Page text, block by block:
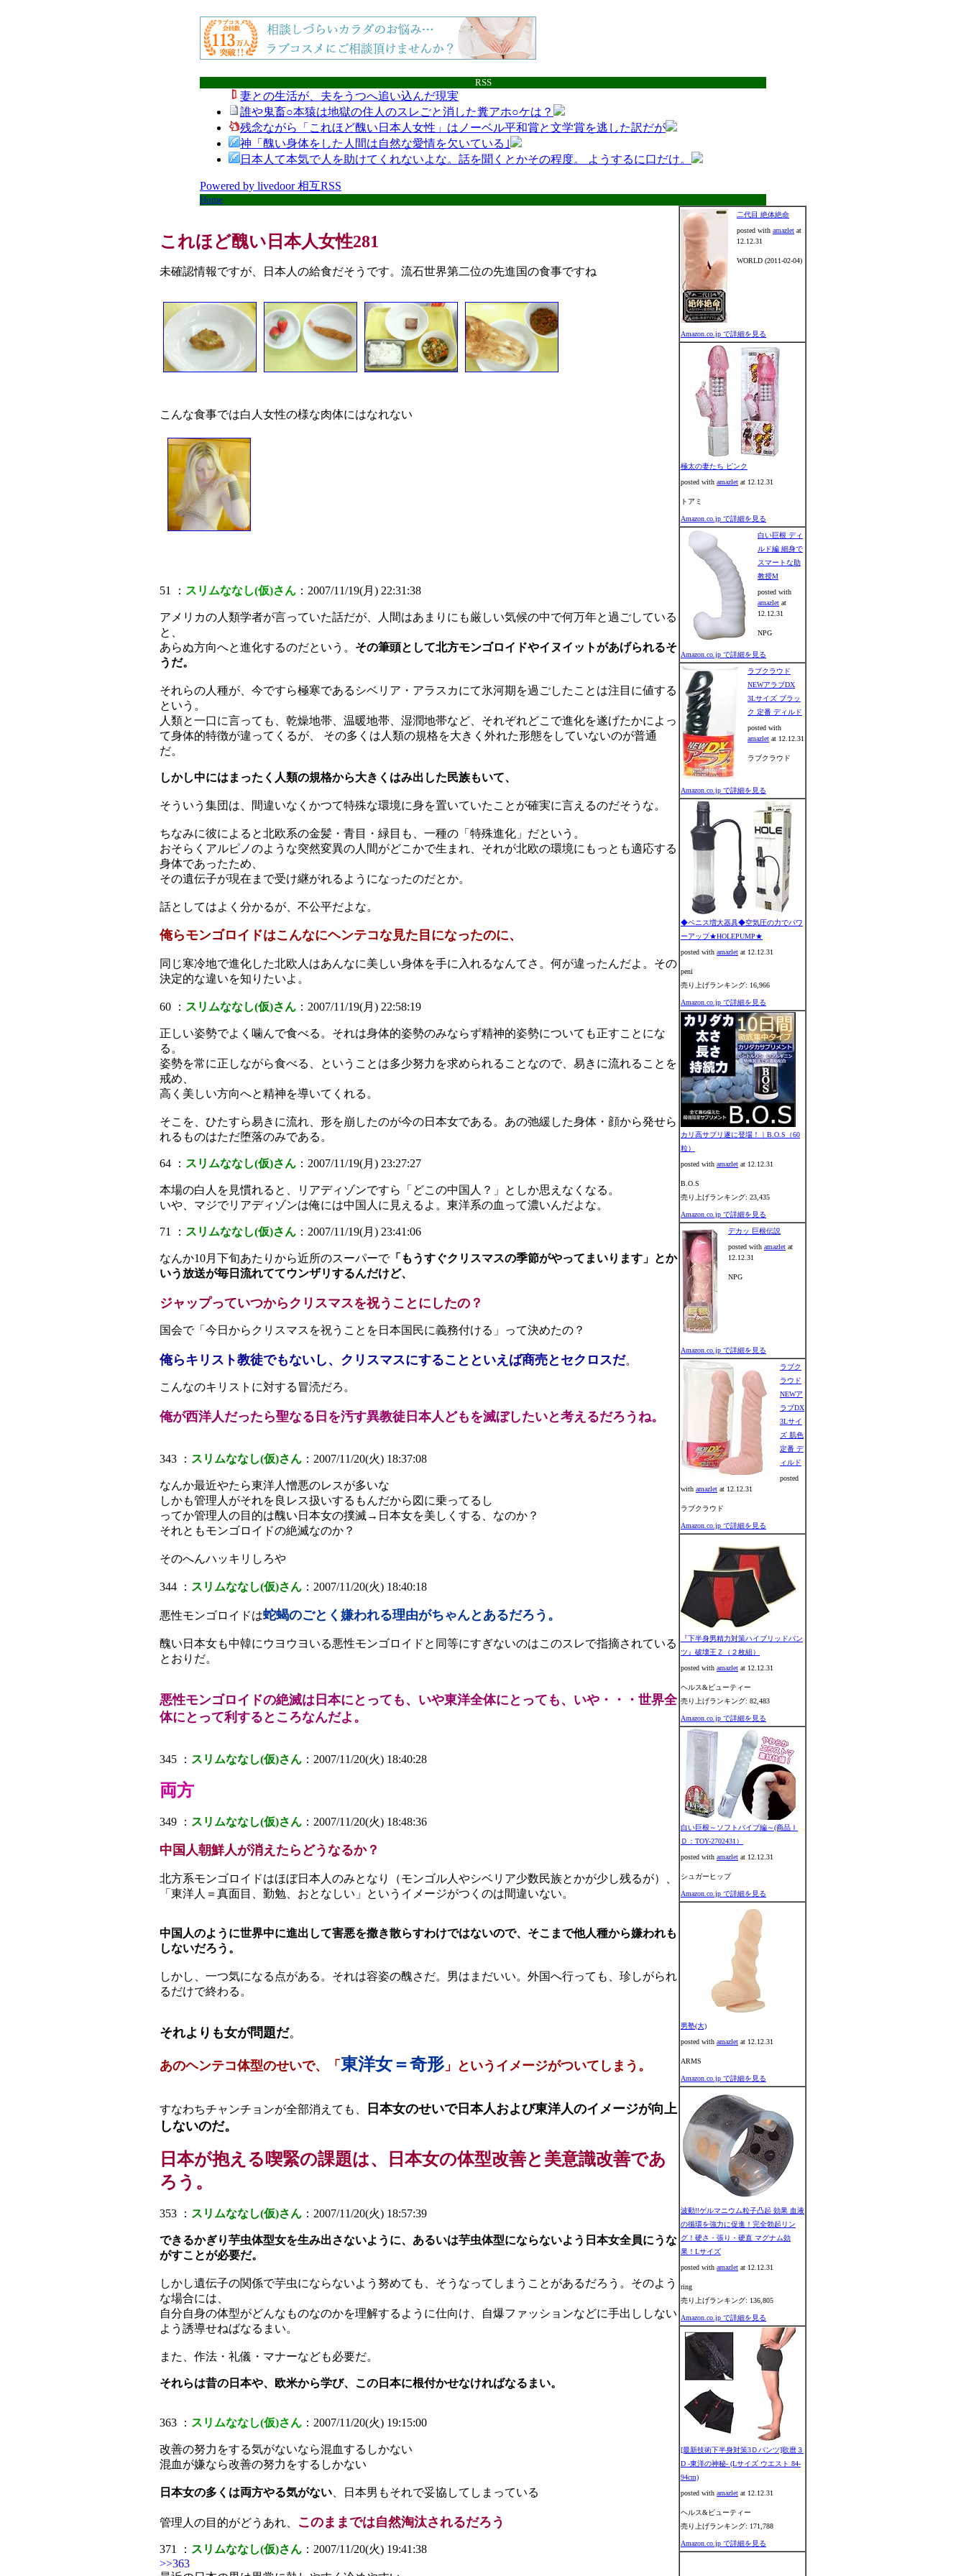
RSS
妻との生活が、夫をうつへ追い込んだ現実
誰や鬼畜○本猿は地獄の住人のスレごと消した糞アホ○ケは？
残念ながら「これほど醜い日本人女性」はノーベル平和賞と文学賞を逃した訳だが
神「醜い身体をした人間は自然な愛情を欠いている｣
日本人て本気で人を助けてくれないよな。話を聞くとかその程度。 ようするに口だけ。
Powered by livedoor 相互RSS
Home
これほど醜い日本人女性281
未確認情報ですが、日本人の給食だそうです。流石世界第二位の先進国の食事ですね
こんな食事では白人女性の様な肉体にはなれない
51 ： スリムななし(仮)さん ：2007/11/19(月) 22:31:38
アメリカの人類学者が言っていた話だが、人間はあまりにも厳しい気候の中で何万年と過ごしている
と、
あらぬ方向へと進化するのだという。 その筆頭として北方モンゴロイドやイヌイットがあげられるそ
うだ。
それらの人種が、今ですら極寒であるシベリア・アラスカにて氷河期を過ごしたことは注目に値する
という。
人類と一口に言っても、乾燥地帯、温暖地帯、湿潤地帯など、それぞれどこで進化を遂げたかによっ
て身体的特徴が違ってくるが、 その多くは人類の規格を大きく外れた形態をしていないのが普通
だ。
しかし中にはまったく人類の規格から大きくはみ出した民族もいて、
そういう集団は、間違いなくかつて特殊な環境に身を置いていたことが確実に言えるのだそうな。
ちなみに彼によると北欧系の金髪・青目・緑目も、一種の「特殊進化」だという。
おそらくアルピノのような突然変異の人間がどこかで生まれ、それが北欧の環境にもっとも適応する
身体であったため、
その遺伝子が現在まで受け継がれるようになったのだとか。
話としてはよく分かるが、不公平だよな。
俺らモンゴロイドはこんなにヘンテコな見た目になったのに、
同じ寒冷地で進化した北欧人はあんなに美しい身体を手に入れるなんてさ。何が違ったんだよ。その
決定的な違いを知りたいよ。
60 ： スリムななし(仮)さん ：2007/11/19(月) 22:58:19
正しい姿勢でよく噛んで食べる。それは身体的姿勢のみならず精神的姿勢についても正すことにな
る。
姿勢を常に正しながら食べる、ということは多少努力を求められることなので、易きに流れることを
戒め、
高く美しい方向へと精神を導いてくれる。
そこを、ひたすら易きに流れ、形を崩したのが今の日本女である。あの弛緩した身体・顔から発せら
れるものはただ堕落のみである。
64 ： スリムななし(仮)さん ：2007/11/19(月) 23:27:27
本場の白人を見慣れると、リアディゾンですら「どこの中国人？」としか思えなくなる。
いや、マジでリアディゾンは俺には中国人に見えるよ。東洋系の血って濃いんだよな。
71 ： スリムななし(仮)さん ：2007/11/19(月) 23:41:06
なんか10月下旬あたりから近所のスーパーで「もうすぐクリスマスの季節がやってまいります」とか
いう放送が毎日流れててウンザリするんだけど、
ジャップっていつからクリスマスを祝うことにしたの？
国会で「今日からクリスマスを祝うことを日本国民に義務付ける」って決めたの？
俺らキリスト教徒でもないし、クリスマスにすることといえば商売とセクロスだ。
こんなのキリストに対する冒涜だろ。
俺が西洋人だったら聖なる日を汚す異教徒日本人どもを滅ぼしたいと考えるだろうね。
343 ： スリムななし(仮)さん ：2007/11/20(火) 18:37:08
なんか最近やたら東洋人憎悪のレスが多いな
しかも管理人がそれを良レス扱いするもんだから図に乗ってるし
ってか管理人の目的は醜い日本女の撲滅→日本女を美しくする、なのか？
それともモンゴロイドの絶滅なのか？
そのへんハッキリしろや
344 ： スリムななし(仮)さん ：2007/11/20(火) 18:40:18
悪性モンゴロイドは蛇蝎のごとく嫌われる理由がちゃんとあるだろう。
醜い日本女も中韓にウヨウヨいる悪性モンゴロイドと同等にすぎないのはこのスレで指摘されている
とおりだ。
悪性モンゴロイドの絶滅は日本にとっても、いや東洋全体にとっても、いや・・・世界全
体にとって利するところなんだよ。
345 ： スリムななし(仮)さん ：2007/11/20(火) 18:40:28
両方
349 ： スリムななし(仮)さん ：2007/11/20(火) 18:48:36
中国人朝鮮人が消えたらどうなるか？
北方系モンゴロイドはほぼ日本人のみとなり（モンゴル人やシベリア少数民族とかが少し残るが）、
「東洋人＝真面目、勤勉、おとなしい」というイメージがつくのは間違いない。
中国人のように世界中に進出して害悪を撒き散らすわけではないので、そこまで他人種から嫌われも
しないだろう。
しかし、一つ気になる点がある。それは容姿の醜さだ。男はまだいい。外国へ行っても、珍しがられ
るだけで終わる。
それよりも女が問題だ。
あのヘンテコ体型のせいで、「 東洋女＝奇形」というイメージがついてしまう。
すなわちチャンチョンが全部消えても、
日本女のせいで日本人および東洋人のイメージが向上
しないのだ。
日本が抱える喫緊の課題は、日本女の体型改善と美意識改善であ
ろう。
353 ： スリムななし(仮)さん ：2007/11/20(火) 18:57:39
できるかぎり芋虫体型女を生み出さないように、あるいは芋虫体型にならないよう日本女全員にうな
がすことが必要だ。
しかし遺伝子の関係で芋虫にならないよう努めても、そうなってしまうことがあるだろう。そのよう
な場合には、
自分自身の体型がどんなものなのかを理解するように仕向け、自爆ファッションなどに手出ししない
よう誘導せねばなるまい。
また、作法・礼儀・マナーなども必要だ。
それらは昔の日本や、欧米から学び、この日本に根付かせなければなるまい。
363 ： スリムななし(仮)さん ：2007/11/20(火) 19:15:00
改善の努力をする気がないなら混血するしかない
混血が嫌なら改善の努力をするしかない
日本女の多くは両方やる気がない 、日本男もそれで妥協してしまっている
管理人の目的がどうあれ、 このままでは自然淘汰されるだろう
371 ： スリムななし(仮)さん ：2007/11/20(火) 19:41:38
>>363
二代目 絶体絶命
posted with amazlet at
12.12.31
WORLD (2011-02-04)
Amazon.co.jp で詳細を見る
極太の妻たち ピンク
posted with amazlet at 12.12.31
トアミ
Amazon.co.jp で詳細を見る
白い巨根 ディ
ルド編 細身で
スマートな助
教授M
posted with
amazlet at
12.12.31
NPG
Amazon.co.jp で詳細を見る
ラブクラウド
NEWアラブDX
3Lサイズ ブラッ
ク 定番 ディルド
posted with
amazlet at 12.12.31
ラブクラウド
Amazon.co.jp で詳細を見る
◆ペニス増大器具◆空気圧の力でパワ
ーアップ★HOLEPUMP★
posted with amazlet at 12.12.31
peni
売り上げランキング: 16,966
Amazon.co.jp で詳細を見る
カリ高サプリ遂に登場！｜B.O.S（60
粒）
posted with amazlet at 12.12.31
B.O.S
売り上げランキング: 23,435
Amazon.co.jp で詳細を見る
デカッ 巨根伝説
posted with amazlet at
12.12.31
NPG
Amazon.co.jp で詳細を見る
ラブク
ラウド
NEWア
ラブDX
3Lサイ
ズ 肌色
定番 デ
ィルド
posted
with amazlet at 12.12.31
ラブクラウド
Amazon.co.jp で詳細を見る
『下半身男精力対策ハイブリッドパン
ツ』破壊王Ｚ（２枚組）
posted with amazlet at 12.12.31
ヘルス&ビューティー
売り上げランキング: 82,483
Amazon.co.jp で詳細を見る
白い巨根～ソフトバイブ編～(商品Ｉ
Ｄ：TOY-2702431）
posted with amazlet at 12.12.31
シュガーヒップ
Amazon.co.jp で詳細を見る
男塾(大)
posted with amazlet at 12.12.31
ARMS
Amazon.co.jp で詳細を見る
波動!!ゲルマニウム粒子凸起 効果 血液
の循環を強力に促進！完全勃起リン
グ！硬さ・張り・硬直 マグナム効
果！Lサイズ
posted with amazlet at 12.12.31
ring
売り上げランキング: 136,805
Amazon.co.jp で詳細を見る
[最新技術下半身対策3Ｄパンツ]歌麿３
D -東洋の神秘- (Lサイズ ウエスト 84-
94cm)
posted with amazlet at 12.12.31
ヘルス&ビューティー
売り上げランキング: 171,788
Amazon.co.jp で詳細を見る